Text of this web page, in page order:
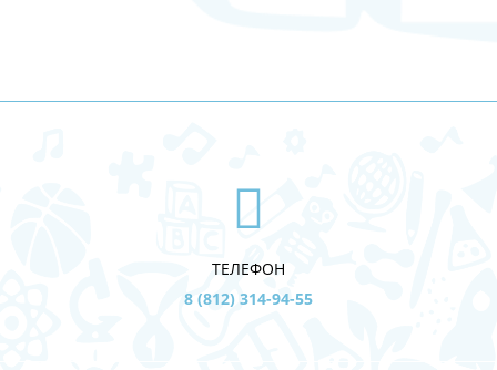
ТЕЛЕФОН
8 (812) 314-94-55